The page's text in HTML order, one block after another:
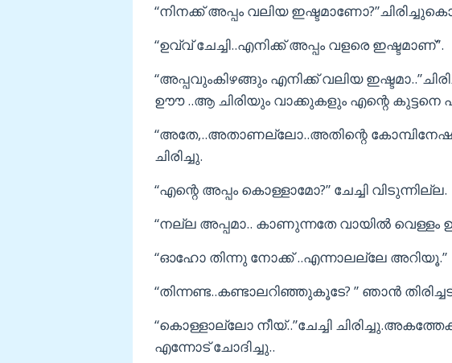
“നിനക്ക് അപ്പം വലിയ
“ഉവ്വ് ചേച്ചി..എനിക്ക് അപ്പം വളരെ ഇഷ്ടമാണ്”.
“അപ്പവുംകിഴങ്ങും എനിക്ക് വലിയ
ഊൗ ..ആ ചിരിയും വാക്കുകളും എന്റെ കുട്ടനെ
“അതേ,..അതാണല്ലോ..അതിന്റെ
ചിരിച്ചു.
“എന്റെ അപ്പം കൊള്ളാമോ?” ചേച്ചി വിടുന്നില്ല.
“നല്ല അപ്പമാ.. കാണുന്നതേ വായിൽ
“ഓഹോ തിന്നു നോക്ക് ..എന്നാലല്ലേ അറിയൂ.”
“തിന്നണ്ട..കണ്ടാലറിഞ്ഞുകൂടേ? ” ഞാൻ
“കൊള്ളാല്ലോ നീയ്..”ചേച്ചി ചിരിച്ചു.അകത്തേക്ക്
എന്നോട് ചോദിച്ചു..